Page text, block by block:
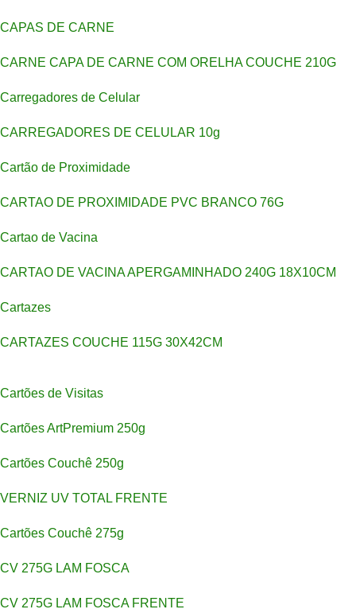
CAPAS DE CARNE
CARNE CAPA DE CARNE COM ORELHA COUCHE 210G
Carregadores de Celular
CARREGADORES DE CELULAR 10g
Cartão de Proximidade
CARTAO DE PROXIMIDADE PVC BRANCO 76G
Cartao de Vacina
CARTAO DE VACINA APERGAMINHADO 240G 18X10CM
Cartazes
CARTAZES COUCHE 115G 30X42CM
Cartões de Visitas
Cartões ArtPremium 250g
Cartões Couchê 250g
VERNIZ UV TOTAL FRENTE
Cartões Couchê 275g
CV 275G LAM FOSCA
CV 275G LAM FOSCA FRENTE